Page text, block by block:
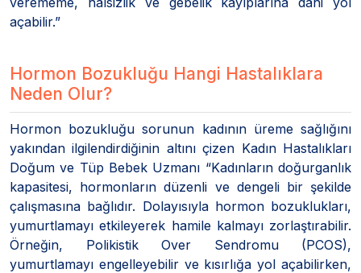
açabilir.”
Hormon Bozukluğu Hangi Hastalıklara
Neden Olur?
Hormon bozukluğu sorunun kadının üreme sağlığını
yakından ilgilendirdiğinin altını çizen Kadın Hastalıkları
Doğum ve Tüp Bebek Uzmanı “Kadınların doğurganlık
kapasitesi, hormonların düzenli ve dengeli bir şekilde
çalışmasına bağlıdır. Dolayısıyla hormon bozuklukları,
yumurtlamayı etkileyerek hamile kalmayı zorlaştırabilir.
Örneğin, Polikistik Over Sendromu (PCOS),
yumurtlamayı engelleyebilir ve kısırlığa yol açabilirken,